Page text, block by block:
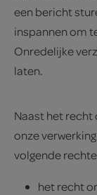
een bericht
inspannen om
Onredelijke
laten.
Naast het recht
onze
volgende
het recht